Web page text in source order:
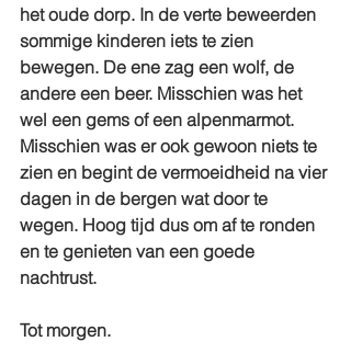
het oude dorp. In de verte beweerden
sommige kinderen iets te zien
bewegen. De ene zag een wolf, de
andere een beer. Misschien was het
wel een gems of een alpenmarmot.
Misschien was er ook gewoon niets te
zien en begint de vermoeidheid na vier
dagen in de bergen wat door te
wegen. Hoog tijd dus om af te ronden
en te genieten van een goede
nachtrust.
Tot morgen.